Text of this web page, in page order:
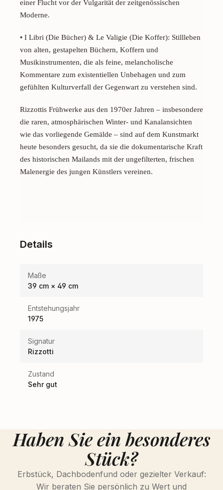
einer Flucht vor der Vulgarität der zeitgenössischen
Moderne.
• I Libri (Die Bücher) & Le Valigie (Die Koffer): Stillleben
von alten, gestapelten Büchern, Koffern und
Musikinstrumenten, die als feine, melancholische
Kommentare zum existentiellen Unbehagen und zum
gefühlten Kulturverfall der Gegenwart zu verstehen sind.
Rizzottis Frühwerke aus den 1970er Jahren – insbesondere
die raren, atmosphärischen Winter- und Kanalansichten
wie das vorliegende Gemälde – sind auf dem Kunstmarkt
heute besonders gesucht, da sie die dokumentarische Kraft
des historischen Mailands mit der ungefilterten, frischen
Malenergie des jungen Künstlers vereinen.
Details
Maße
39 cm × 49 cm
Entstehungsjahr
1975
Signatur
Rizzotti
Zustand
Sehr gut
Haben Sie ein besonderes
Stück?
Erbstück, Dachbodenfund oder gezielter Verkauf:
Wir beraten Sie persönlich zu Wert und